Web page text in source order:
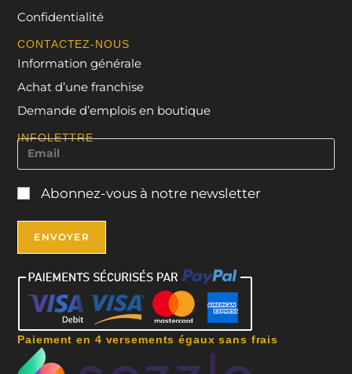
Confidentialité
CONTACTEZ-NOUS
Information générale
Achat d’une franchise
Demande d’emplois en boutique
INFOLETTRE
Abonnez-vous à notre newsletter
Paiement en 4 versements égaux sans frais